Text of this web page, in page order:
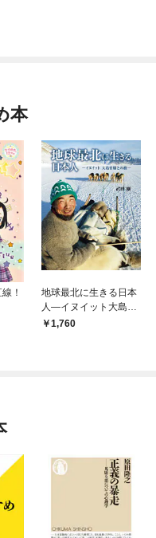
本
！
地球最北に生きる日本
人―イヌイット大島育
雄との旅―
1,760